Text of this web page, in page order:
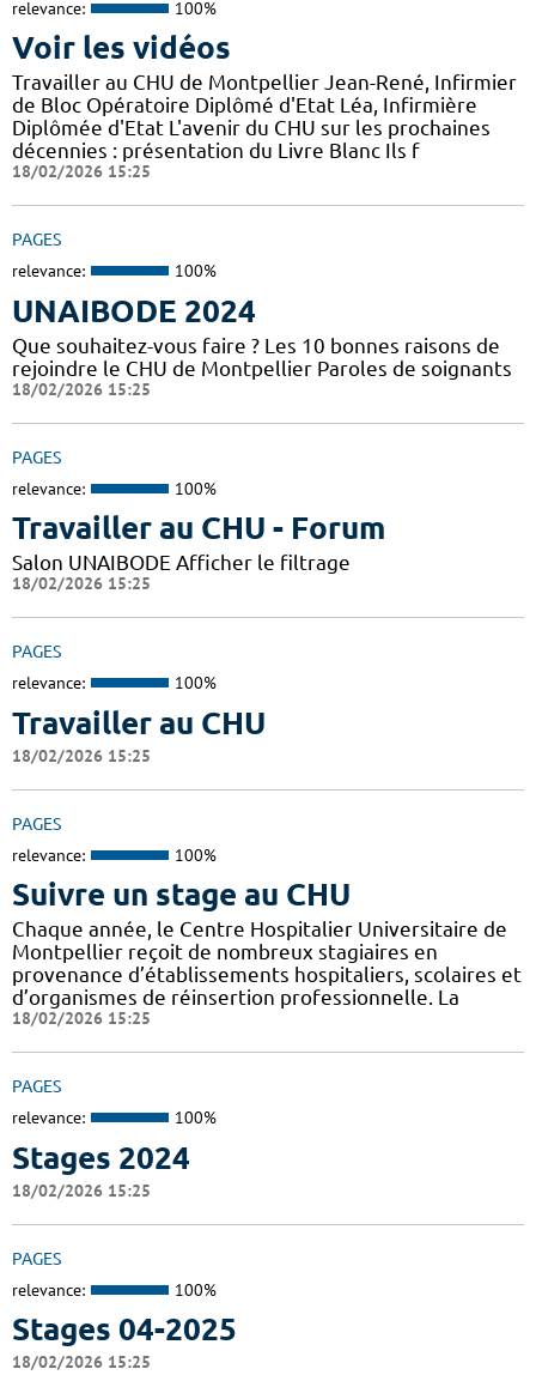
relevance: 100%
Voir les vidéos
Travailler au CHU de Montpellier Jean-René, Infirmier
de Bloc Opératoire Diplômé d'Etat Léa, Infirmière
Diplômée d'Etat L'avenir du CHU sur les prochaines
décennies : présentation du Livre Blanc Ils f
18/02/2026 15:25
PAGES
relevance: 100%
UNAIBODE 2024
Que souhaitez-vous faire ? Les 10 bonnes raisons de
rejoindre le CHU de Montpellier Paroles de soignants
18/02/2026 15:25
PAGES
relevance: 100%
Travailler au CHU - Forum
Salon UNAIBODE Afficher le filtrage
18/02/2026 15:25
PAGES
relevance: 100%
Travailler au CHU
18/02/2026 15:25
PAGES
relevance: 100%
Suivre un stage au CHU
Chaque année, le Centre Hospitalier Universitaire de
Montpellier reçoit de nombreux stagiaires en
provenance d’établissements hospitaliers, scolaires et
d’organismes de réinsertion professionnelle. La
18/02/2026 15:25
PAGES
relevance: 100%
Stages 2024
18/02/2026 15:25
PAGES
relevance: 100%
Stages 04-2025
18/02/2026 15:25